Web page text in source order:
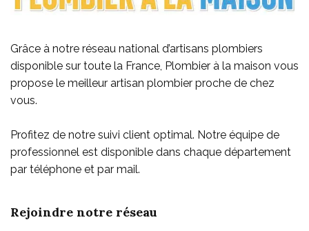
Grâce à notre réseau national d’artisans plombiers
disponible sur toute la France, Plombier à la maison vous
propose le meilleur artisan plombier proche de chez
vous.
Profitez de notre suivi client optimal. Notre équipe de
professionnel est disponible dans chaque département
par téléphone et par mail.
Rejoindre notre réseau